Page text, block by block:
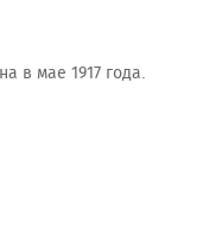
в мае 1917 года.